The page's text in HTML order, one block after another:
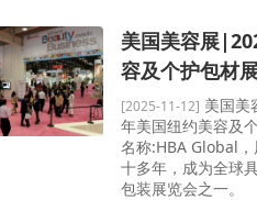
美国美容展
容及个护包材
[2025-11-12] 美国美
年美国纽约美容及
名称:HBA Global
十多年，成为全球
包装展览会之一。